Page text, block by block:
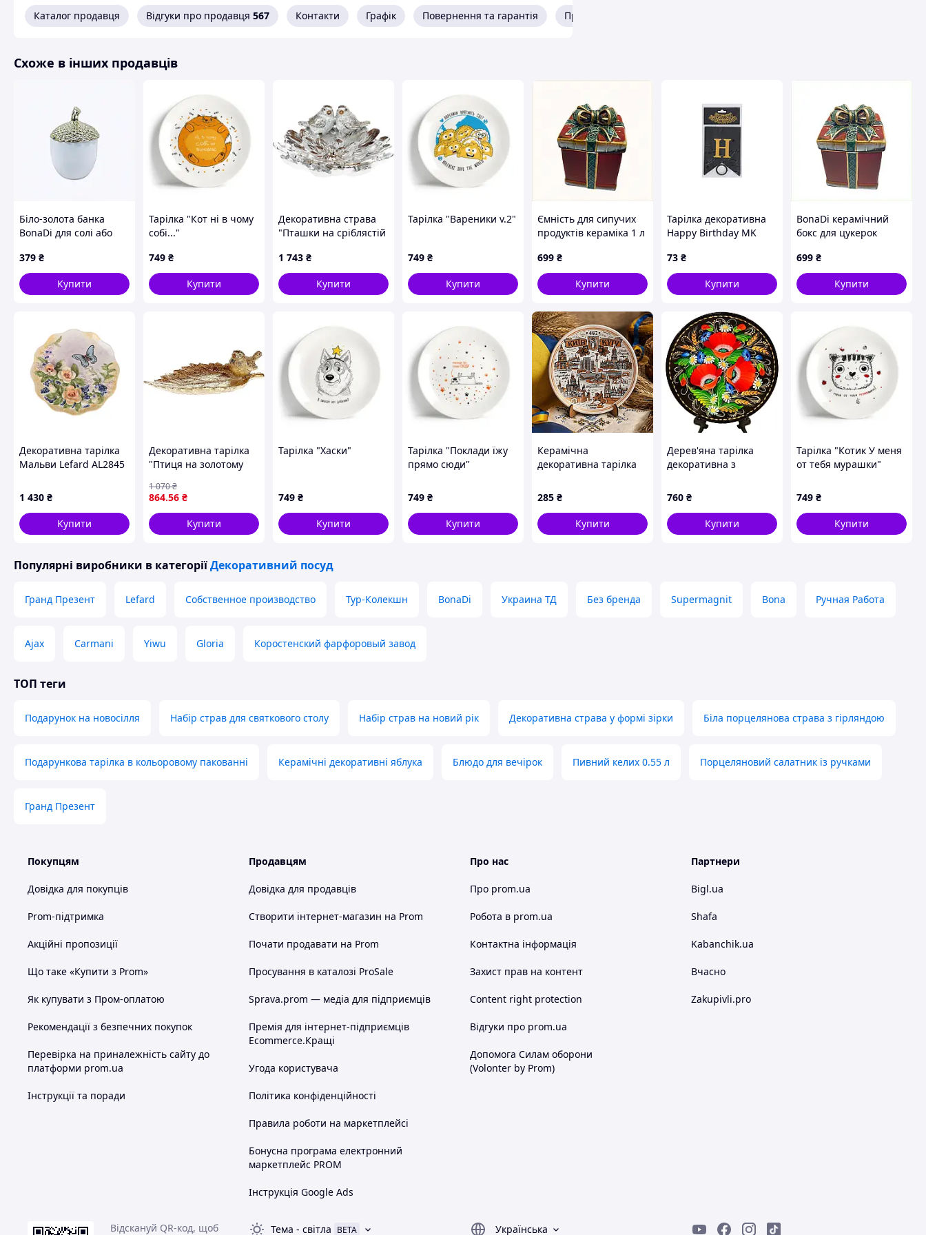
Каталог продавця Відгуки про продавця 567 Контакти Графік Повернення та гарантія Про продавця
Схоже в інших продавців
Біло-золота банка
BonaDi для солі або
379 ₴
Купити
Тарілка "Кот ні в чому
собі..."
749 ₴
Купити
Декоративна страва
"Пташки на сріблястій
1 743 ₴
Купити
Тарілка "Вареники v.2"
749 ₴
Купити
Ємність для сипучих
продуктів кераміка 1 л
699 ₴
Купити
Тарілка декоративна
Happy Birthday MK
73 ₴
Купити
BonaDi керамічний
бокс для цукерок
88193PC04
699 ₴
Купити
Декоративна тарілка
Мальви Lefard AL2845
1 430 ₴
Купити
Декоративна тарілка
"Птиця на золотому
см
864.56 ₴
1 070₴
Купити
Тарілка "Хаски"
749 ₴
Купити
Тарілка "Поклади їжу
прямо сюди"
749 ₴
Купити
Керамічна
декоративна тарілка
сувенірна тарілка з
пам'ятками Києва,
подарунок з України
285 ₴
Купити
Дерев'яна тарілка
декоративна з
розписом 20 см Гранд
Презент Тар-20-Вес-
М-12
760 ₴
Купити
Тарілка "Котик У меня
от тебя мурашки"
749 ₴
Купити
Популярні виробники в категоріїДекоративний посуд
Гранд Презент Lefard Собственное производство Тур-Колекшн BonaDi Украина ТД Без бренда Supermagnit Bona Ручная Работа
Ajax Carmani Yiwu Gloria Коростенский фарфоровый завод
ТОП теги
Подарунок на новосілля Набір страв для святкового столу Набір страв на новий рік Декоративна страва у формі зірки Біла порцелянова страва з гірляндою
Подарункова тарілка в кольоровому пакованні Керамічні декоративні яблука Блюдо для вечірок Пивний келих 0.55 л Порцеляновий салатник із ручками
Гранд Презент
Покупцям
Довідка для покупців
Prom-підтримка
Акційні пропозиції
Що таке «Купити з Prom»
Як купувати з Пром-оплатою
Рекомендації з безпечних покупок
Перевірка на приналежність сайту до
платформи prom.ua
Інструкції та поради
Продавцям
Довідка для продавців
Створити інтернет-магазин на Prom
Почати продавати на Prom
Просування в каталозі ProSale
Sprava.prom — медіа для підприємців
Премія для інтернет-підприємців
Ecommerce.Кращі
Угода користувача
Політика конфіденційності
Правила роботи на маркетплейсі
Бонусна програма електронний
маркетплейс PROM
Інструкція Google Ads
Про нас
Про prom.ua
Робота в prom.ua
Контактна інформація
Захист прав на контент
Content right protection
Відгуки про prom.ua
Допомога Силам оборони
(Volonter by Prom)
Партнери
Bigl.ua
Shafa
Kabanchik.ua
Вчасно
Zakupivli.pro
Відскануй QR-код, щоб Тема - світла BETA Українська